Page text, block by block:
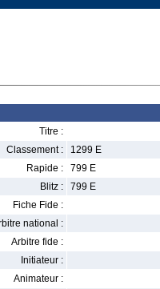
Titre :
Classement :
1299 E
Rapide :
799 E
Blitz :
799 E
Fiche Fide :
national :
Arbitre fide :
Initiateur :
Animateur :